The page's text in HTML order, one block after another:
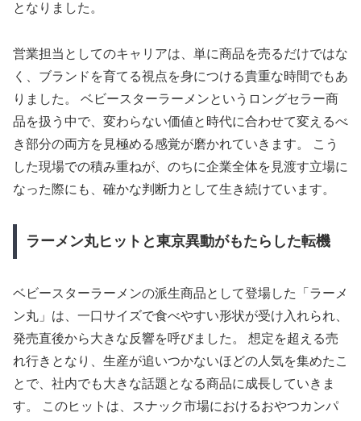
となりました。
営業担当としてのキャリアは、単に商品を売るだけではな
く、ブランドを育てる視点を身につける貴重な時間でもあ
りました。 ベビースターラーメンというロングセラー商
品を扱う中で、変わらない価値と時代に合わせて変えるべ
き部分の両方を見極める感覚が磨かれていきます。 こう
した現場での積み重ねが、のちに企業全体を見渡す立場に
なった際にも、確かな判断力として生き続けています。
ラーメン丸ヒットと東京異動がもたらした転機
ベビースターラーメンの派生商品として登場した「ラーメ
ン丸」は、一口サイズで食べやすい形状が受け入れられ、
発売直後から大きな反響を呼びました。 想定を超える売
れ行きとなり、生産が追いつかないほどの人気を集めたこ
とで、社内でも大きな話題となる商品に成長していきま
す。 このヒットは、スナック市場におけるおやつカンパ